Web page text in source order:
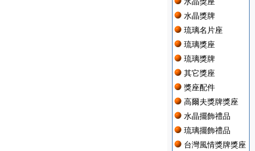
水晶獎牌
琉璃名片座
琉璃獎座
琉璃獎牌
其它獎座
獎座配件
高爾夫獎牌獎座
水晶擺飾禮品
琉璃擺飾禮品
台灣風情獎牌獎座